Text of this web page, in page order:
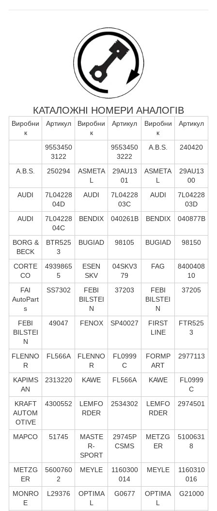
КАТАЛОЖНІ НОМЕРИ АНАЛОГІВ
Виробни
к
Артикул
Виробни
к
Артикул
Виробни
к
Артикул
9553450
3122
9553450
3222
A.B.S. 240420
A.B.S. 250294
ASMETA
L
29AU13
01
ASMETA
L
29AU13
00
AUDI
7L04228
04D
AUDI
7L04228
03C
AUDI
7L04228
03D
AUDI
7L04228
04C
BENDIX 040261B BENDIX 040877B
BORG &
BECK
BTR525
3
BUGIAD 98105 BUGIAD 98150
CORTE
CO
4939865
5
ESEN
SKV
04SKV3
79
FAG
8400408
10
FAI
AutoPart
s
SS7302
FEBI
BILSTEI
N
37203
FEBI
BILSTEI
N
37205
FEBI
BILSTEI
N
49047 FENOX SP40027
FIRST
LINE
FTR525
3
FLENNO
R
FL566A
FLENNO
R
FL0999
C
FORMP
ART
2977113
KAPIMS
AN
2313220 KAWE FL566A KAWE
FL0999
C
KRAFT
AUTOM
OTIVE
4300552
LEMFO
RDER
2534302
LEMFO
RDER
2974501
MAPCO 51745
MASTE
R-
SPORT
29745P
CSMS
METZG
ER
5100631
8
METZG
ER
5600760
2
MEYLE
1160300
014
MEYLE
1160310
016
MONRO
E
L29376
OPTIMA
L
G0677
OPTIMA
L
G21000